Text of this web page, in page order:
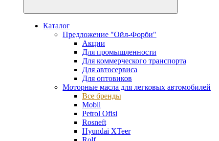
Каталог
Предложение "Ойл-Форби"
Акции
Для промышленности
Для коммерческого транспорта
Для автосервиса
Для оптовиков
Моторные масла для легковых автомобилей
Все бренды
Mobil
Petrol Ofisi
Rosneft
Hyundai XTeer